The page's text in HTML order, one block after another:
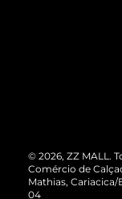
Termos de Uso
ZZ MALL é
Cartão
Vendas
Devolução
Compre pelo
© 2026, ZZ MALL.
Comércio de
Mathias, Cariacica/
04